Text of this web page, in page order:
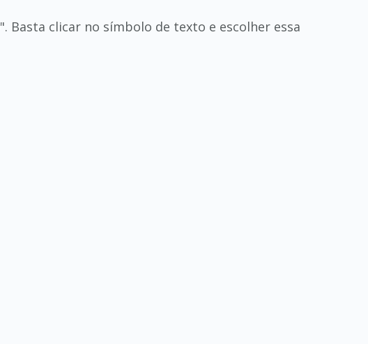
". Basta clicar no símbolo de texto e escolher essa